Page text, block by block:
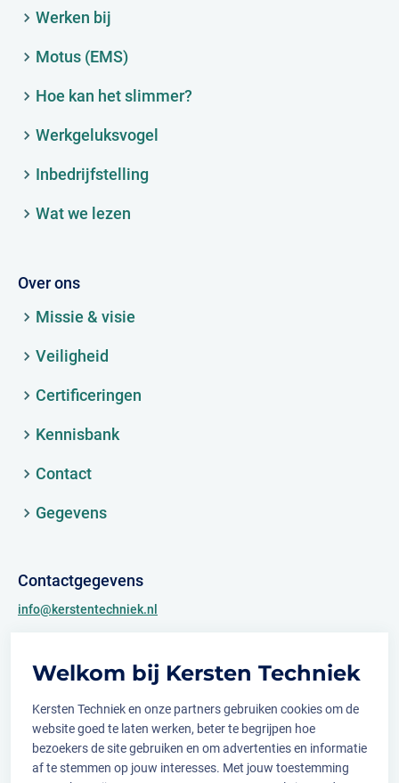
Welkom bij Kersten Techniek
Kersten Techniek en onze partners gebruiken cookies om de
website goed te laten werken, beter te begrijpen hoe
bezoekers de site gebruiken en om advertenties en informatie
af te stemmen op jouw interesses. Met jouw toestemming
Werken bij
Motus (EMS)
Hoe kan het slimmer?
Werkgeluksvogel
Inbedrijfstelling
Wat we lezen
Over ons
Missie & visie
Veiligheid
Certificeringen
Kennisbank
Contact
Gegevens
Contactgegevens
info@kerstentechniek.nl
Archimedesweg 2
Volg ons op